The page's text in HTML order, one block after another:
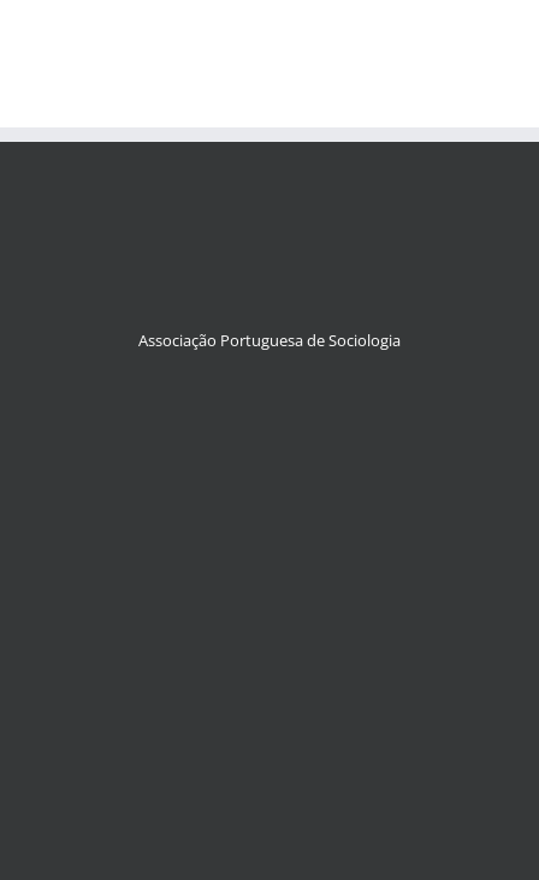
Associação Portuguesa de Sociologia